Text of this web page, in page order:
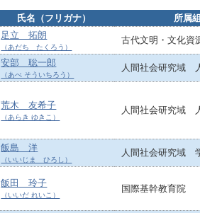
氏名（フリガナ） 所属
足立 拓朗
（あだち たくろう）
古代文明・文化資
安部 聡一郎
（あべ そういちろう）
人間社会研究域
荒木 友希子
（あらき ゆきこ）
人間社会研究域
飯島 洋
（いいじま ひろし）
人間社会研究域
飯田 玲子
（いいだ れいこ）
国際基幹教育院